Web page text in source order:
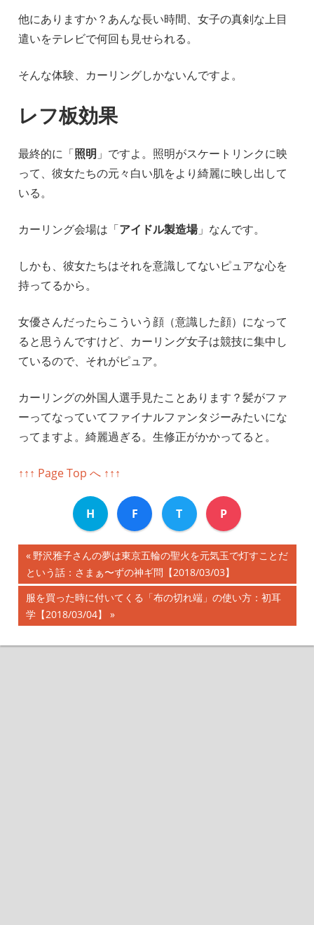
他にありますか？あんな長い時間、女子の真剣な上目
遣いをテレビで何回も見せられる。
そんな体験、カーリングしかないんですよ。
レフ板効果
最終的に「照明 」ですよ。照明がスケートリンクに映
って、彼女たちの元々白い肌をより綺麗に映し出して
いる。
カーリング会場は「アイドル製造場」なんです。
しかも、彼女たちはそれを意識してないピュアな心を
持ってるから。
女優さんだったらこういう顔（意識した顔）になって
ると思うんですけど、カーリング女子は競技に集中し
ているので、それがピュア。
カーリングの外国人選手見たことあります？髪がファ
ーってなっていてファイナルファンタジーみたいにな
ってますよ。綺麗過ぎる。生修正がかかってると。
↑↑↑ Page Top へ ↑↑↑
H F T P
投
稿
ナ
ビ
前
の
記
事:
野沢雅子さんの夢は東京五輪の聖火を元気玉で灯すことだ
という話：さまぁ〜ずの神ギ問【2018/03/03】
次
の
事:
服を買った時に付いてくる「布の切れ端」の使い方：初耳
学【2018/03/04】